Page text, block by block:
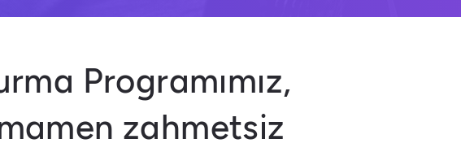
Programımız,
zahmetsiz